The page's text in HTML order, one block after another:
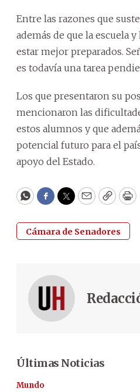
Entre las razones que
además de que la escuela
estar mejor preparados.
es todavía una tarea
Los que presentaron su
mencionaron las
estos alumnos y que
potencial futuro para el
apoyo del Estado.
WhatsApp
Facebook
Twitter
EmailCopy
Cámara de Senadores
Últimas Noticias
Mundo